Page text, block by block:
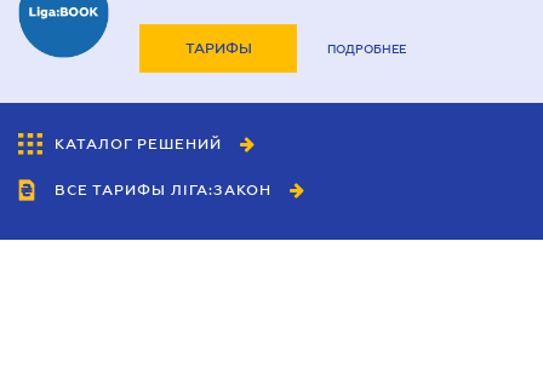
ТАРИФЫ ПОДРОБНЕЕ
КАТАЛОГ РЕШЕНИЙ
ВСЕ ТАРИФЫ ЛІГА:ЗАКОН